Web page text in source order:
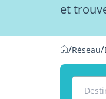
et
/Réseau/